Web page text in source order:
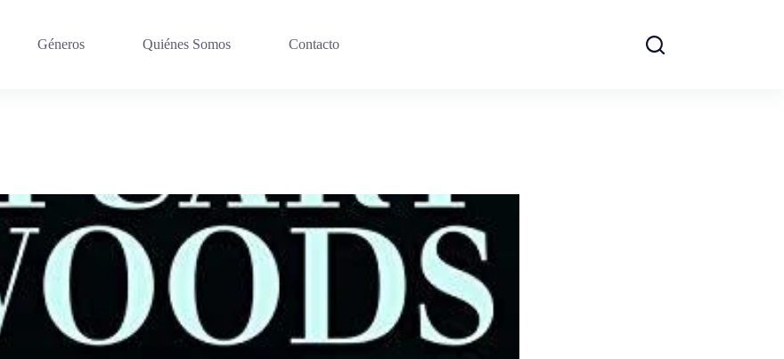
Géneros Quiénes Somos Contacto